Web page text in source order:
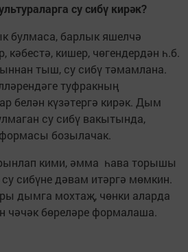
су сибү кирәк?
булмаса, барлык яшелчә
кәбестә, кишер, чөгендердән һ.б.
тыш, су сибү тәмамлана.
туфракның
белән күзәтергә кирәк. Дым
су сибү вакытында,
бозылачак.
кими, әмма һава торышы
сибүне дәвам итәргә мөмкин.
дымга мохтаҗ, чөнки аларда
чәчәк бөреләре формалаша.